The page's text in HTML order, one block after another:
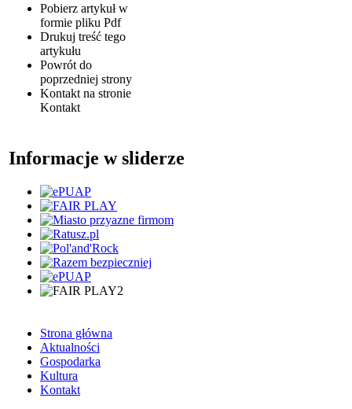
Pobierz artykuł w
formie pliku Pdf
Drukuj treść tego
artykułu
Powrót do
poprzedniej strony
Kontakt na stronie
Kontakt
Informacje w sliderze
Strona główna
Aktualności
Gospodarka
Kultura
Kontakt